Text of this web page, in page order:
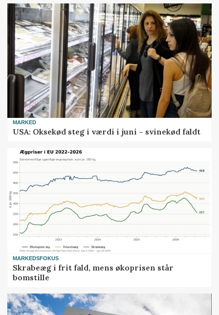
MARKED
USA: Oksekød steg i værdi i juni – svinekød faldt
MARKEDSFOKUS
Skrabeæg i frit fald, mens økoprisen står
bomstille